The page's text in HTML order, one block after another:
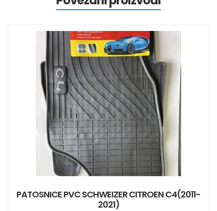
PATOSNICE PVC SCHWEIZER CITROEN C4(2011-
2021)